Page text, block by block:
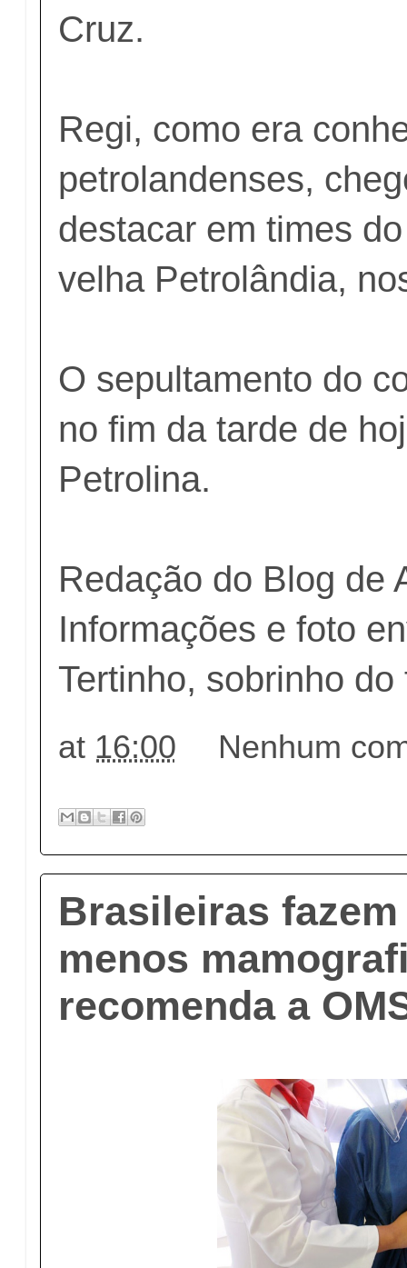
Cruz.
Regi, como era
petrolandenses,
destacar em times
velha Petrolândia,
O sepultamento do
no fim da tarde de
Petrolina.
Redação do Blog de
Informações e foto
Tertinho, sobrinho
at 16:00 Nenhum
Brasileiras
menos
recomenda a